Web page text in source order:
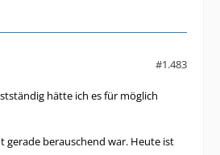
#1.483
hätte ich es für möglich
gerade berauschend war. Heute ist